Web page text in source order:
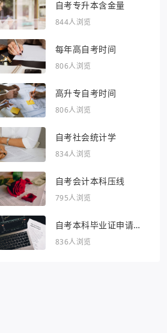
自考专升本含金量
844人浏览
每年高自考时间
806人浏览
高升专自考时间
806人浏览
自考社会统计学
834人浏览
自考会计本科压线
795人浏览
自考本科毕业证申请条
件
836人浏览